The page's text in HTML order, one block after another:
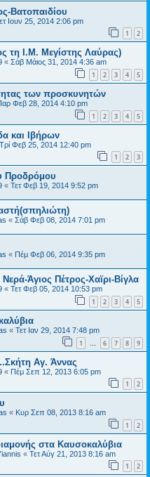
Βατοπαιδίου
Ιουν 25, 2014 2:06 pm
1 2
τη Ι.Μ. Μεγίστης Λαύρας)
« Σάβ Μάιος 31, 2014 4:36 am
1 2 3 4 5
των προσκυνητών
Φεβ 28, 2014 4:10 pm
1 2 3 4 5
και Ιβήρων
Τρί Φεβ 25, 2014 12:40 pm
1 2 3
Προδρόμου
« Τετ Φεβ 19, 2014 9:52 pm
« Σάβ Φεβ 08, 2014 7:01 pm
« Πέμ Φεβ 06, 2014 9:35 pm
Άγιος Πέτρος-Χαϊρι-Βίγλα
« Τετ Φεβ 05, 2014 10:53 pm
1 2 3 4 5
« Τετ Ιαν 29, 2014 7:48 pm
1 … 6 7 8 9
Αγ. Άννας
« Πέμ Σεπ 12, 2013 6:05 pm
1 2
« Κυρ Σεπ 08, 2013 8:16 am
1 2
στα Καυσοκαλύβια
« Τετ Αύγ 21, 2013 8:16 am
1 2